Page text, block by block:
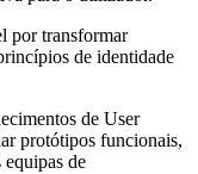
por transformar
de identidade
de User
protótipos funcionais,
equipas de